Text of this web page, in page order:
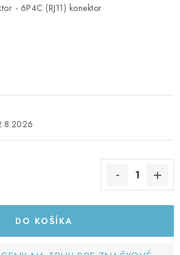
- 6P4C (RJ11) konektor
DO KOŠÍKA